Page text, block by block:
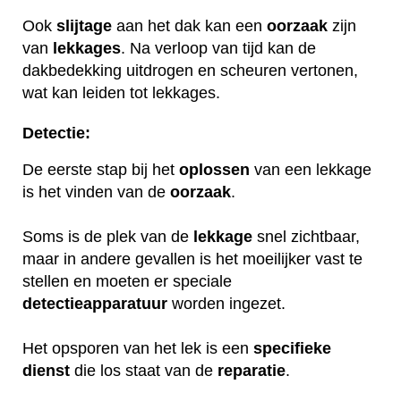
Ook slijtage aan het dak kan een oorzaak zijn
van lekkages. Na verloop van tijd kan de
dakbedekking uitdrogen en scheuren vertonen,
wat kan leiden tot lekkages.
Detectie:
De eerste stap bij het oplossen van een lekkage
is het vinden van de oorzaak.
Soms is de plek van de lekkage snel zichtbaar,
maar in andere gevallen is het moeilijker vast te
stellen en moeten er speciale
detectieapparatuur worden ingezet.
Het opsporen van het lek is een specifieke
dienst die los staat van de reparatie.